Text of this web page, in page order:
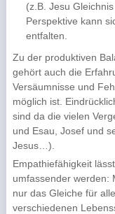
(z.B. Jesu
Perspektive kann
entfalten.
Zu der produktiven
gehört auch die
Versäumnisse und
möglich ist.
sind da die vielen
und Esau, Josef und
Jesus…).
Empathiefähigkeit
umfassender werden:
nur das Gleiche für
verschiedenen